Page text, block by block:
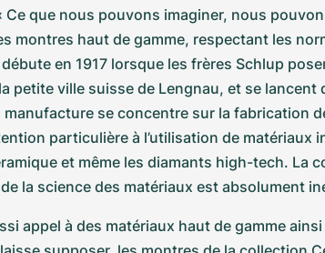
que nous pouvons imaginer, nous
montres haut de gamme, respectant les
en 1917 lorsque les frères Schlup
petite ville suisse de Lengnau, et se lancent
manufacture se concentre sur la fabrication
particulière à l’utilisation de matériaux
et même les diamants high-tech. La
la science des matériaux est absolument
appel à des matériaux haut de gamme ainsi